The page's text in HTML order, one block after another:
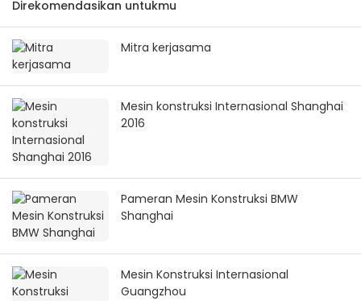
Direkomendasikan untukmu
Mitra kerjasama
Mesin konstruksi Internasional Shanghai
2016
Pameran Mesin Konstruksi BMW
Shanghai
Mesin Konstruksi Internasional
Guangzhou